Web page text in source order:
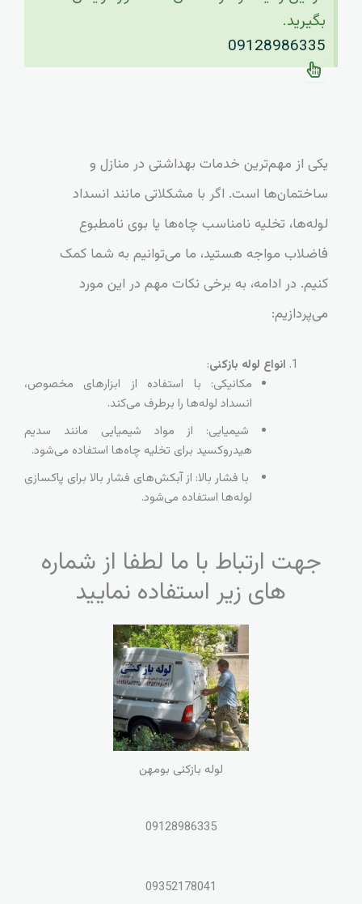
بگیرید.
09128986335
یکی از مهم‌ترین خدمات بهداشتی در منازل و
ساختمان‌ها است. اگر با مشکلاتی مانند انسداد
لوله‌ها، تخلیه نامناسب چاه‌ها یا بوی نامطبوع
فاضلاب مواجه هستید، ما می‌توانیم به شما کمک
کنیم. در ادامه، به برخی نکات مهم در این مورد
می‌پردازیم:
انواع لوله بازکنی:
مکانیکی: با استفاده از ابزارهای مخصوص،
انسداد لوله‌ها را برطرف می‌کند.
شیمیایی: از مواد شیمیایی مانند سدیم
هیدروکسید برای تخلیه چاه‌ها استفاده می‌شود.
با فشار بالا: از آبکش‌های فشار بالا برای پاکسازی
لوله‌ها استفاده می‌شود.
جهت ارتباط با ما لطفا از شماره
های زیر استفاده نمایید
لوله بازکنی بومهن
09128986335
09352178041